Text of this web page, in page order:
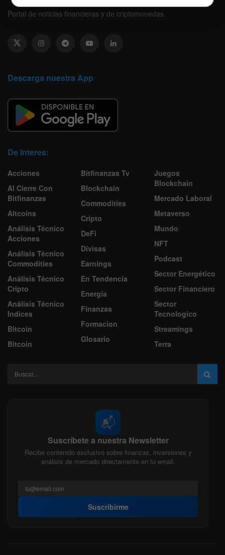
Portal de noticias financieras y de criptomonedas.
Descarga nuestra App
De Interes:
Acciones
Al Cierre Con
Bitfinanzas
Altcoins
Análisis Técnico
Acciones
Análisis Técnico
Commodities
Análisis Técnico
Cripto
Análisis Técnico
Indices
Bitcoin
Bitcoin
Bitfinanzas Tv
Blockchain
Commodities
Cripto
DeFi
Divisas
Earnings
En Tendencia
Energía
Finanzas
Formacion
Glosario
Juegos
Blockchain
Mercado Laboral
Metaverso
Mundo
NFT
Podcast
Sector Energético
Sector Financiero
Sector
Tecnologico
Streamings
Terra
📬
Suscríbete a nuestra Newsletter
Recibe contenido exclusivo sobre finanzas, inversiones y
análisis de mercado directamente en tu email.
Suscribirme